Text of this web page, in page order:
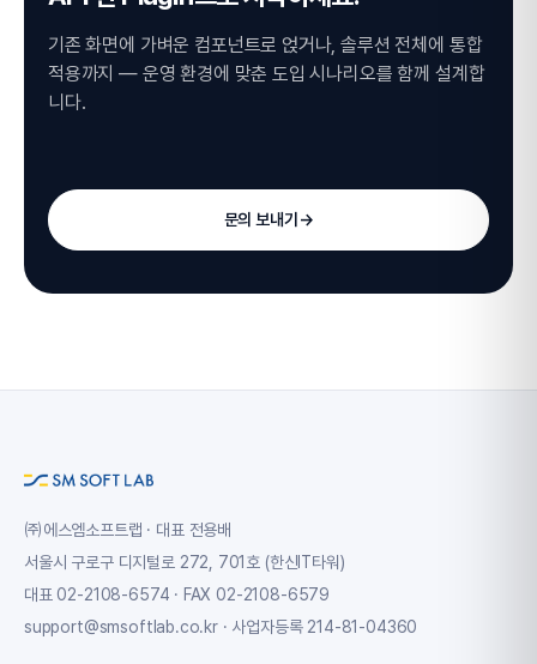
기존 화면에 가벼운 컴포넌트로 얹거나, 솔루션 전체에 통합
적용까지 — 운영 환경에 맞춘 도입 시나리오를 함께 설계합
니다.
문의 보내기 →
㈜에스엠소프트랩 · 대표 전용배
서울시 구로구 디지털로 272, 701호 (한신IT타워)
대표 02-2108-6574 · FAX 02-2108-6579
support@smsoftlab.co.kr · 사업자등록 214-81-04360